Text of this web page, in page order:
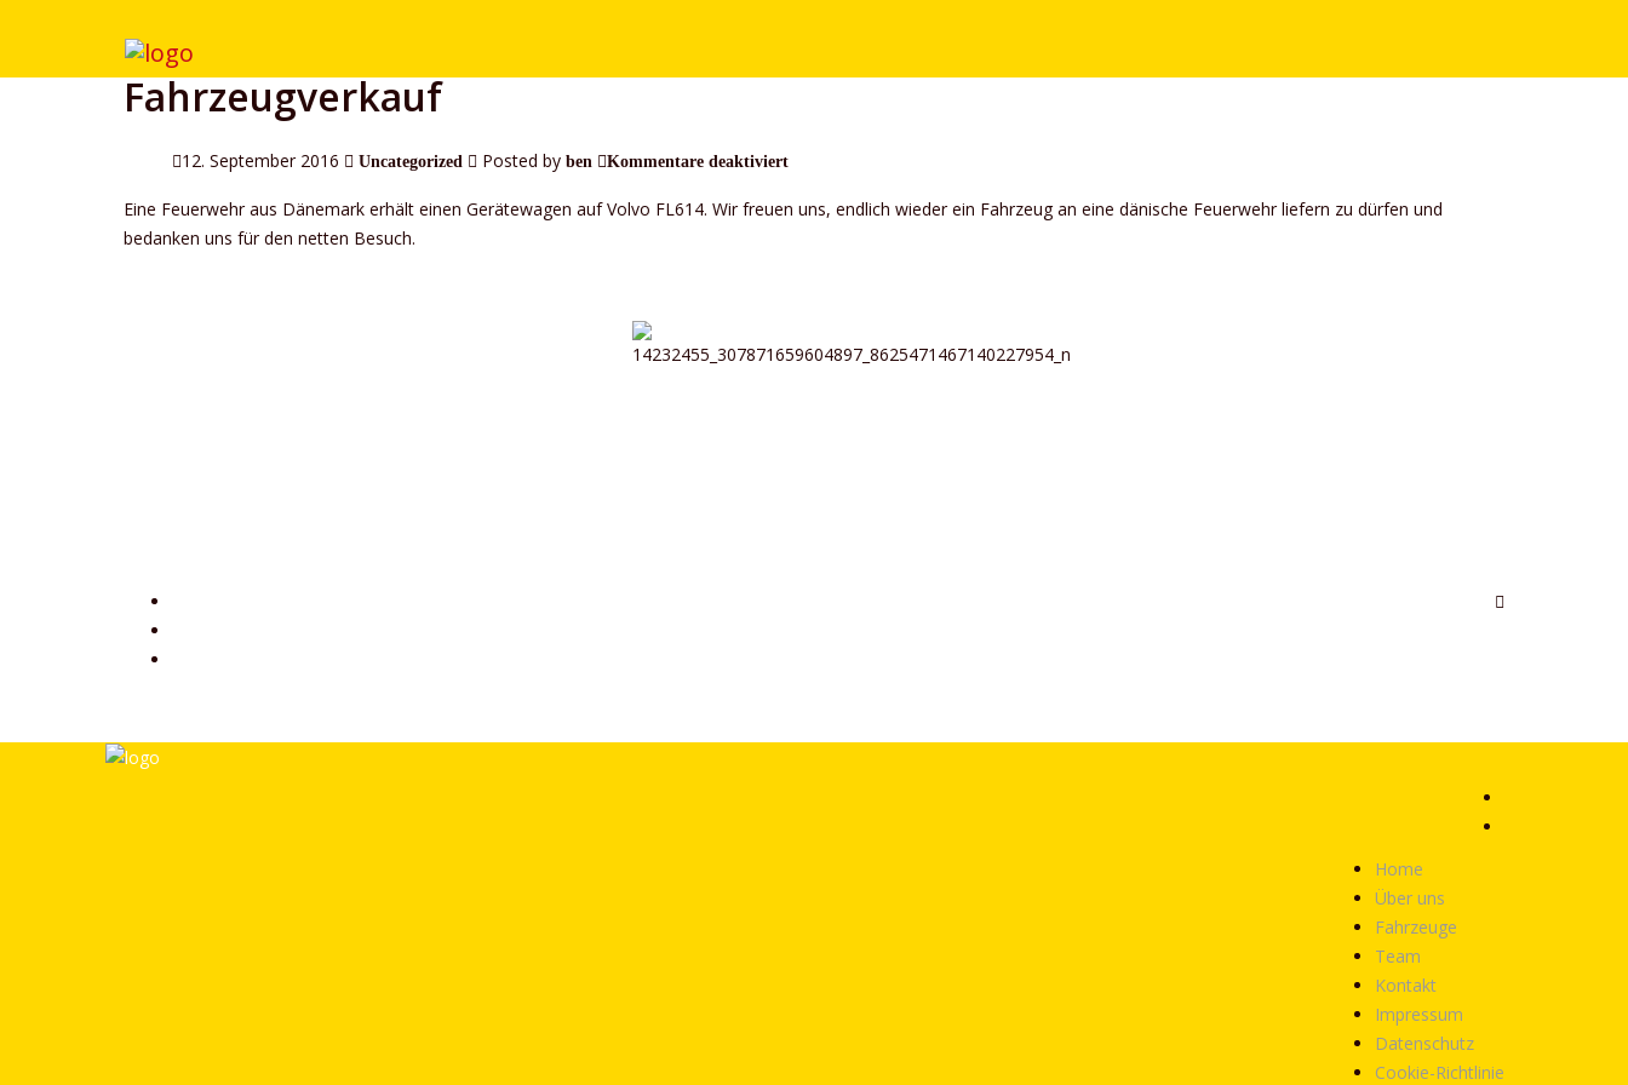
Fahrzeugverkauf
12. September 2016 Uncategorized Posted by ben Kommentare deaktiviertfür
Eine Feuerwehr aus Dänemark erhält einen Gerätewagen auf Volvo FL614. Wir freuen uns, endlich wieder ein Fahrzeug an eine dänische Feuerwehr liefern zu dürfen und
bedanken uns für den netten Besuch.
Home
Über uns
Fahrzeuge
Team
Kontakt
Impressum
Datenschutz
Cookie-Richtlinie